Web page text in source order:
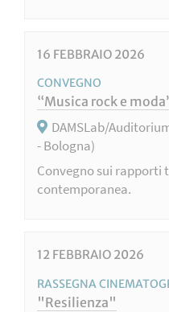
16 FEBBRAIO 2026
CONVEGNO
“Musica rock e
DAMSLab/
- Bologna)
Convegno sui rapporti
contemporanea.
12 FEBBRAIO 2026
RASSEGNA
"Resilienza"